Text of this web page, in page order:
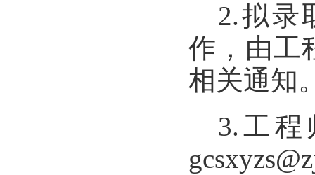
2.拟录
作，由工
相关通知
3.工程